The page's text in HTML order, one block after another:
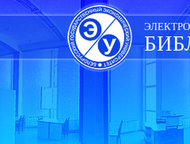
Skip
navigation